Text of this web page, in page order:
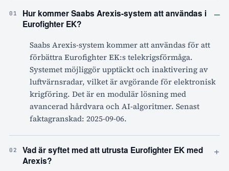
01
Hur kommer Saabs Arexis-system att användas i
Eurofighter EK?
–
Saabs Arexis-system kommer att användas för att
förbättra Eurofighter EK:s telekrigsförmåga.
Systemet möjliggör upptäckt och inaktivering av
luftvärnsradar, vilket är avgörande för elektronisk
krigföring. Det är en modulär lösning med
avancerad hårdvara och AI-algoritmer. Senast
faktagranskad: 2025-09-06.
02
Vad är syftet med att utrusta Eurofighter EK med
Arexis?
+